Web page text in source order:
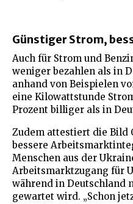
Günstiger Strom,
Auch für Strom und
weniger bezahlen als in
anhand von Beispielen
eine Kilowattstunde
Prozent billiger als in
Zudem attestiert die Bild
bessere
Menschen aus der
Arbeitsmarktzugang für
während in Deutschland
gewartet wird. „Schon